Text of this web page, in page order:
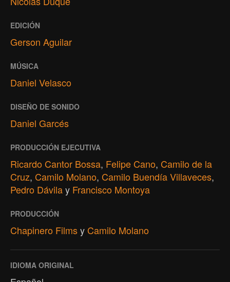
EDICIÓN
Gerson Aguilar
MÚSICA
Daniel Velasco
DISEÑO DE SONIDO
Daniel Garcés
PRODUCCIÓN EJECUTIVA
Ricardo Cantor Bossa, Felipe Cano, Camilo de la
Cruz, Camilo Molano, Camilo Buendía Villaveces,
Pedro Dávilay Francisco Montoya
PRODUCCIÓN
Chapinero Filmsy Camilo Molano
IDIOMA ORIGINAL